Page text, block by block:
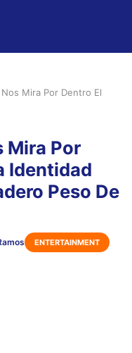
Mira Por Dentro El
Mira Por
Identidad
Peso De
ENTERTAINMENT